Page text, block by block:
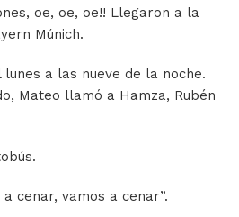
oe, oe, oe!! Llegaron a la
Múnich.
a las nueve de la noche.
Mateo llamó a Hamza, Rubén
a cenar, vamos a cenar”.